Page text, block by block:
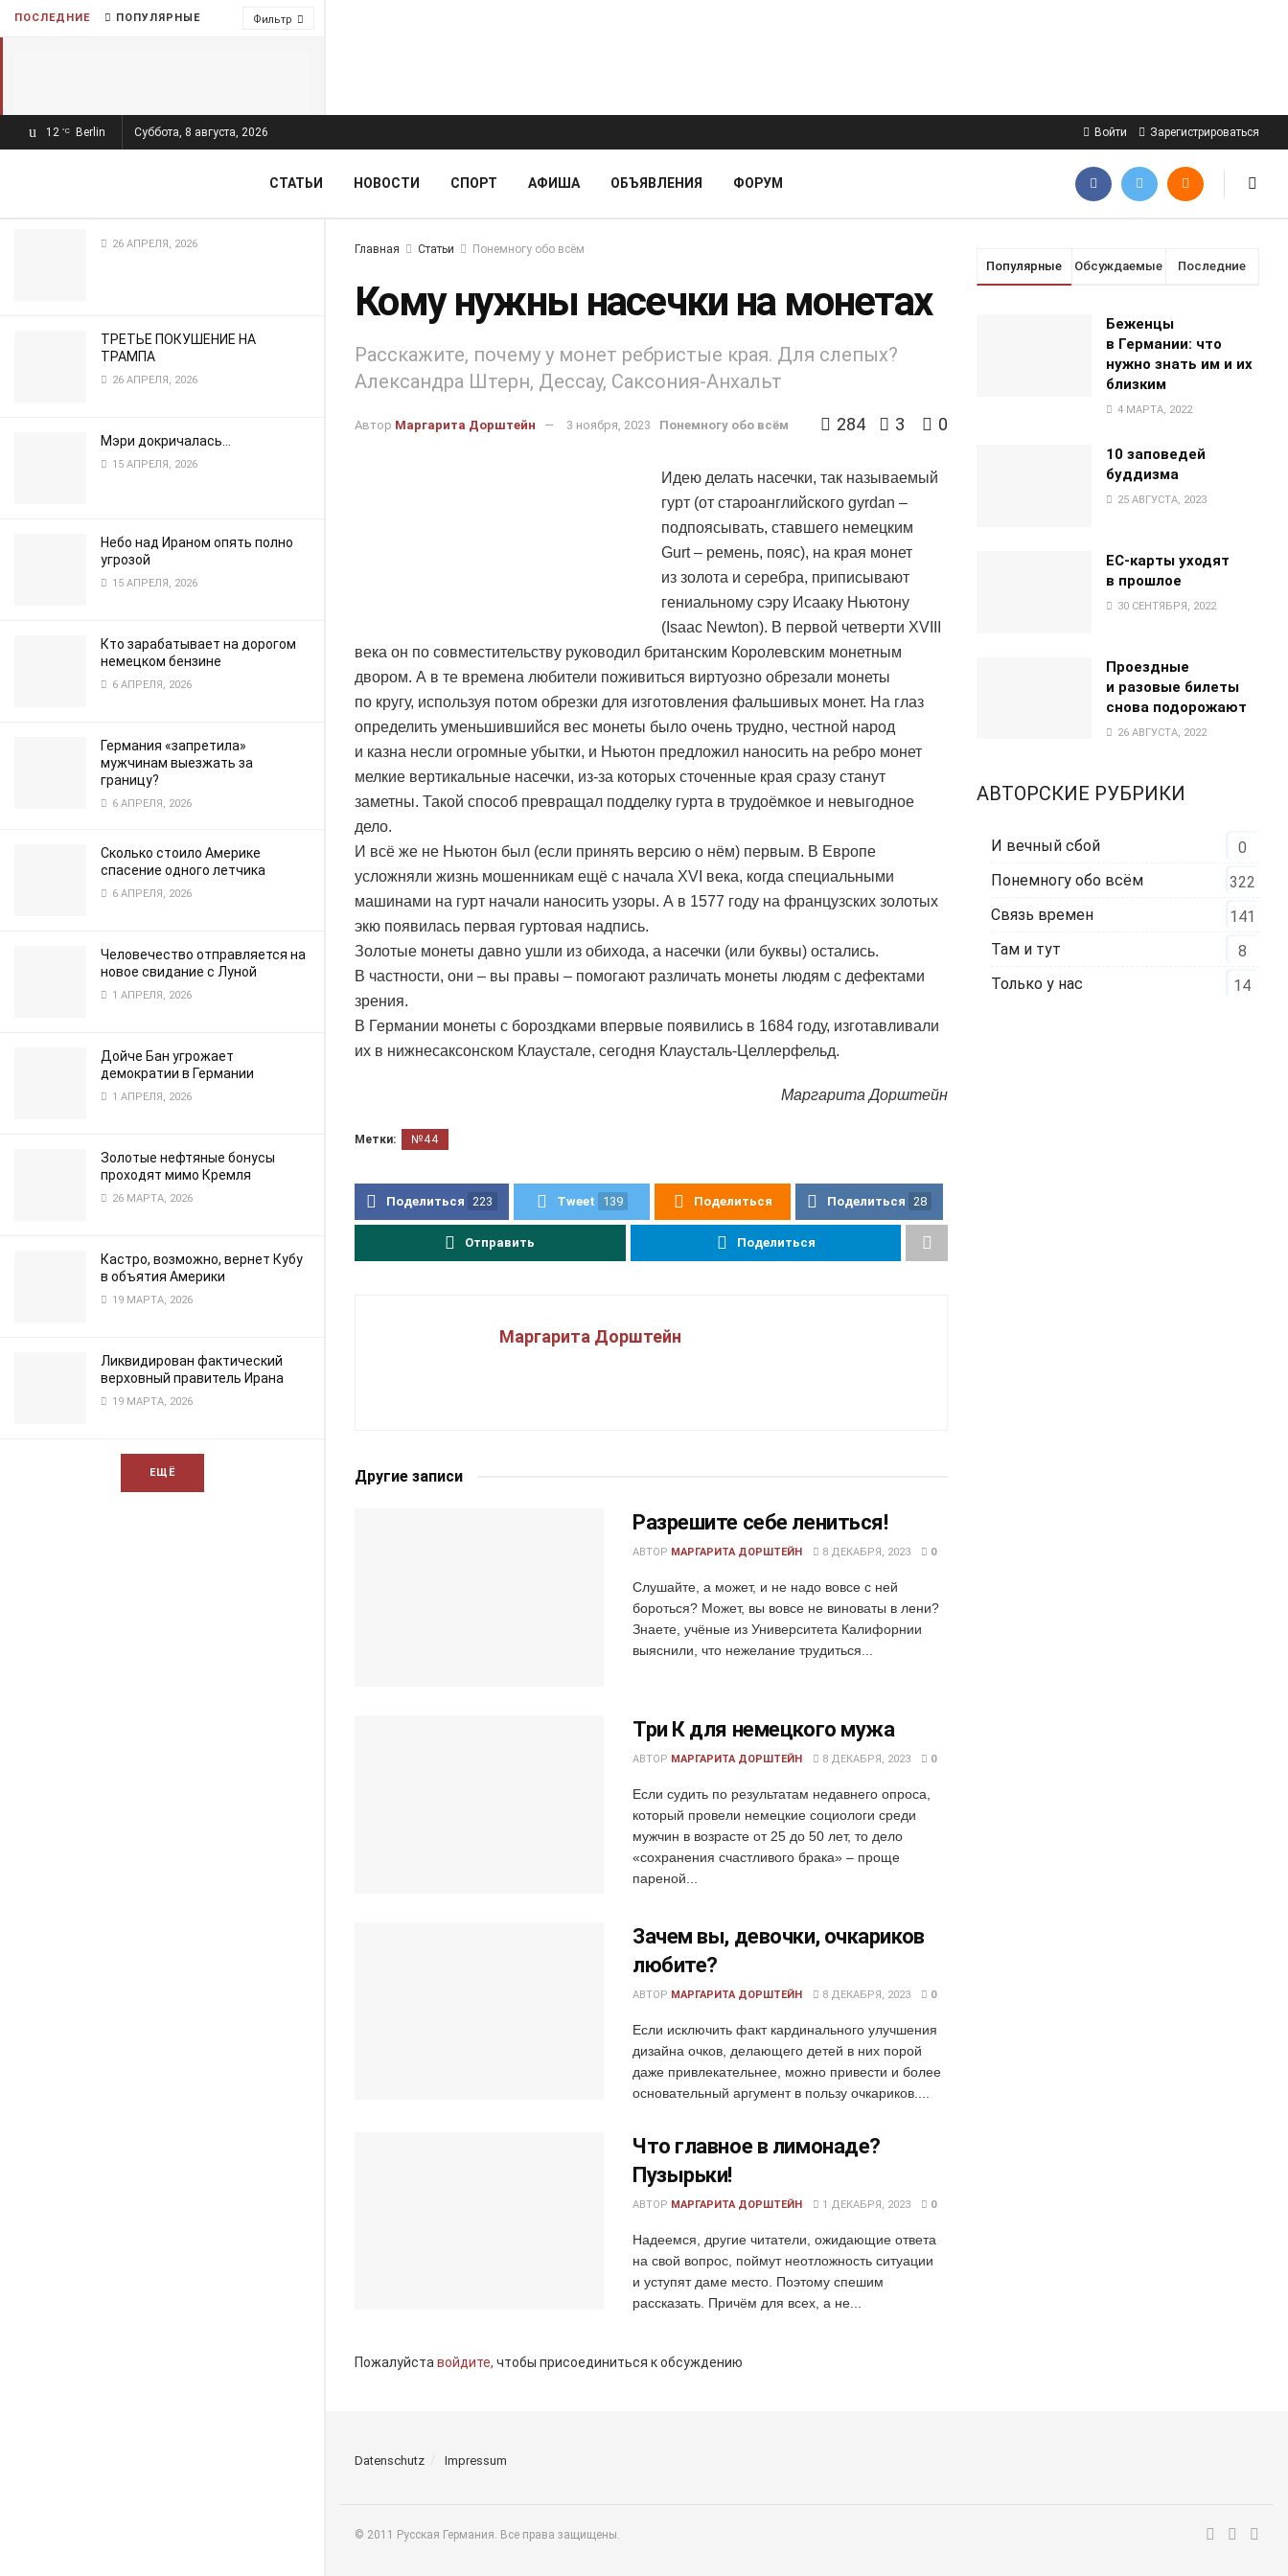
ПОСЛЕДНИЕ ПОПУЛЯРНЫЕ Фильтр
Кому нужны насечки на монетах
26 АПРЕЛЯ, 2026
ТРЕТЬЕ ПОКУШЕНИЕ НА
ТРАМПА
26 АПРЕЛЯ, 2026
Мэри докричалась…
15 АПРЕЛЯ, 2026
Небо над Ираном опять полно
угрозой
15 АПРЕЛЯ, 2026
Кто зарабатывает на дорогом
немецком бензине
6 АПРЕЛЯ, 2026
Германия «запретила»
мужчинам выезжать за
границу?
6 АПРЕЛЯ, 2026
Сколько стоило Америке
спасение одного летчика
6 АПРЕЛЯ, 2026
Человечество отправляется на
новое свидание с Луной
1 АПРЕЛЯ, 2026
Дойче Бан угрожает
демократии в Германии
1 АПРЕЛЯ, 2026
Золотые нефтяные бонусы
проходят мимо Кремля
26 МАРТА, 2026
Кастро, возможно, вернет Кубу
в объятия Америки
19 МАРТА, 2026
Ликвидирован фактический
верховный правитель Ирана
19 МАРТА, 2026
ЕЩЁ
12 °C Berlin Суббота, 8 августа, 2026 Войти Зарегистрироваться
СТАТЬИ НОВОСТИ СПОРТ АФИША ОБЪЯВЛЕНИЯ ФОРУМ
Главная Статьи Понемногу обо всём
Кому нужны насечки на монетах
Расскажите, почему у монет ребристые края. Для слепых?
Александра Штерн, Дессау, Саксония-Анхальт
Автор Маргарита Дорштейн 3 ноября, 2023 Понемногу обо всём 284 3 0
Идею делать насечки, так называемый
гурт (от староанглийского gyrdan –
подпоясывать, ставшего немецким
Gurt – ремень, пояс), на края монет
из золота и серебра, приписывают
гениальному сэру Исааку Ньютону
(Isaac Newton). В первой четверти XVIII
века он по совместительству руководил британским Королевским монетным
двором. А в те времена любители поживиться виртуозно обрезали монеты
по кругу, используя потом обрезки для изготовления фальшивых монет. На глаз
определить уменьшившийся вес монеты было очень трудно, честной народ
и казна несли огромные убытки, и Ньютон предложил наносить на ребро монет
мелкие вертикальные насечки, из-за которых сточенные края сразу станут
заметны. Такой способ превращал подделку гурта в трудоёмкое и невыгодное
дело.
И всё же не Ньютон был (если принять версию о нём) первым. В Европе
усложняли жизнь мошенникам ещё с начала XVI века, когда специальными
машинами на гурт начали наносить узоры. А в 1577 году на французских золотых
экю появилась первая гуртовая надпись.
Золотые монеты давно ушли из обихода, а насечки (или буквы) остались.
В частности, они – вы правы – помогают различать монеты людям с дефектами
зрения.
В Германии монеты с бороздками впервые появились в 1684 году, изготавливали
их в нижнесаксонском Клаустале, сегодня Клаусталь-Целлерфельд.
Маргарита Дорштейн
Метки: №44
Поделиться 223 Tweet 139 Поделиться Поделиться 28
Отправить Поделиться
Маргарита Дорштейн
Другие записи
Разрешите себе лениться!
АВТОР МАРГАРИТА ДОРШТЕЙН 8 ДЕКАБРЯ, 2023 0
Слушайте, а может, и не надо вовсе с ней
бороться? Может, вы вовсе не виноваты в лени?
Знаете, учёные из Университета Калифорнии
выяснили, что нежелание трудиться...
Три К для немецкого мужа
АВТОР МАРГАРИТА ДОРШТЕЙН 8 ДЕКАБРЯ, 2023 0
Если судить по результатам недавнего опроса,
который провели немецкие социологи среди
мужчин в возрасте от 25 до 50 лет, то дело
«сохранения счастливого брака» – проще
пареной...
Зачем вы, девочки, очкариков
любите?
АВТОР МАРГАРИТА ДОРШТЕЙН 8 ДЕКАБРЯ, 2023 0
Если исключить факт кардинального улучшения
дизайна очков, делающего детей в них порой
даже привлекательнее, можно привести и более
основательный аргумент в пользу очкариков....
Что главное в лимонаде?
Пузырьки!
АВТОР МАРГАРИТА ДОРШТЕЙН 1 ДЕКАБРЯ, 2023 0
Надеемся, другие читатели, ожидающие ответа
на свой вопрос, поймут неотложность ситуации
и уступят даме место. Поэтому спешим
рассказать. Причём для всех, а не...
Пожалуйста войдите, чтобы присоединиться к обсуждению
Популярные Обсуждаемые Последние
Беженцы
в Германии: что
нужно знать им и их
близким
4 МАРТА, 2022
10 заповедей
буддизма
25 АВГУСТА, 2023
EC-карты уходят
в прошлое
30 СЕНТЯБРЯ, 2022
Проездные
и разовые билеты
снова подорожают
26 АВГУСТА, 2022
АВТОРСКИЕ РУБРИКИ
И вечный сбой
0
Понемногу обо всём
322
Связь времен
141
Там и тут
8
Только у нас
14
Datenschutz Impressum
© 2011 Русская Германия. Все права защищены.